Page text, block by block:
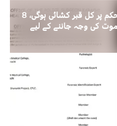
میر رضا کیس: عدالت کے حکم پر کل قبر کشائی ہوگی، 8
کی وجہ جاننے کے لیے